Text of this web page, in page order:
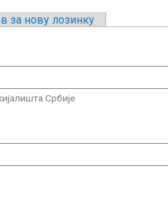
за нову лозинку
Србије